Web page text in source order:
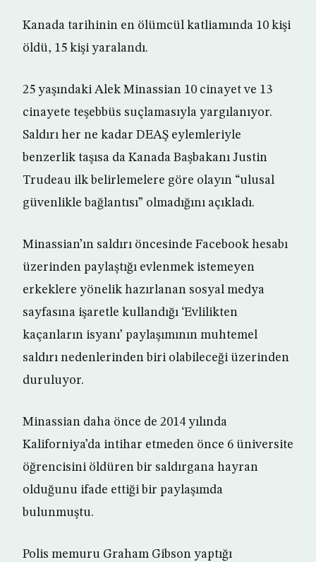
Kanada tarihinin en ölümcül katliamında 10 kişi
öldü, 15 kişi yaralandı.
25 yaşındaki Alek Minassian 10 cinayet ve 13
cinayete teşebbüs suçlamasıyla yargılanıyor.
Saldırı her ne kadar DEAŞ eylemleriyle
benzerlik taşısa da Kanada Başbakanı Justin
Trudeau ilk belirlemelere göre olayın “ulusal
güvenlikle bağlantısı” olmadığını açıkladı.
Minassian’ın saldırı öncesinde Facebook hesabı
üzerinden paylaştığı evlenmek istemeyen
erkeklere yönelik hazırlanan sosyal medya
sayfasına işaretle kullandığı ‘Evlilikten
kaçanların isyanı’ paylaşımının muhtemel
saldırı nedenlerinden biri olabileceği üzerinden
duruluyor.
Minassian daha önce de 2014 yılında
Kaliforniya’da intihar etmeden önce 6 üniversite
öğrencisini öldüren bir saldırgana hayran
olduğunu ifade ettiği bir paylaşımda
bulunmuştu.
Polis memuru Graham Gibson yaptığı